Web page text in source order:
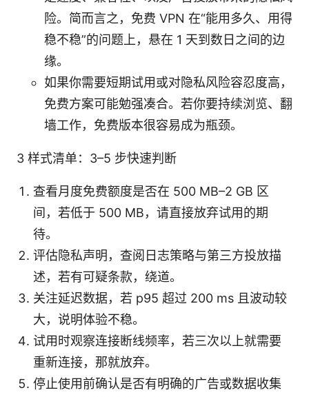
险。简而言之，免费 VPN 在“能用多久、用得
稳不稳”的问题上，悬在 1 天到数日之间的边
缘。
如果你需要短期试用或对隐私风险容忍度高，
免费方案可能勉强凑合。若你要持续浏览、翻
墙工作，免费版本很容易成为瓶颈。
3 样式清单：3–5 步快速判断
查看月度免费额度是否在 500 MB–2 GB 区
间，若低于 500 MB，请直接放弃试用的期
待。
评估隐私声明，查阅日志策略与第三方投放描
述，若有可疑条款，绕道。
关注延迟数据，若 p95 超过 200 ms 且波动较
大，说明体验不稳。
试用时观察连接断线频率，若三次以上就需要
重新连接，那就放弃。
停止使用前确认是否有明确的广告或数据收集